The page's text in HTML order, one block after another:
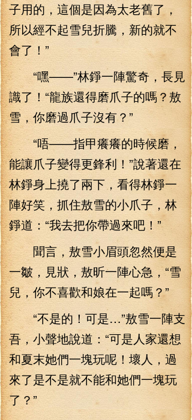
子用的，這個是因為太老舊了，
所以經不起雪兒折騰，新的就不
會了！”
“嘿——”林錚一陣驚奇，長見
識了！“龍族還得磨爪子的嗎？敖
雪，你磨過爪子沒有？”
“唔——指甲癢癢的時候磨，
能讓爪子變得更鋒利！”說著還在
林錚身上撓了兩下，看得林錚一
陣好笑，抓住敖雪的小爪子，林
錚道：“我去把你帶過來吧！”
聞言，敖雪小眉頭忽然便是
一皺，見狀，敖昕一陣心急，“雪
兒，你不喜歡和娘在一起嗎？”
“不是的！可是…”敖雪一陣支
吾，小聲地說道：“可是人家還想
和夏末她們一塊玩呢！壞人，過
來了是不是就不能和她們一塊玩
了？”